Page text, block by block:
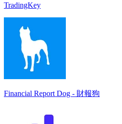
TradingKey
Financial Report Dog - 財報狗